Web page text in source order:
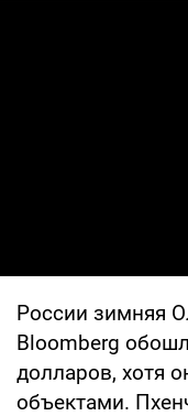
России зимняя
Bloomberg
долларов, хотя
объектами.